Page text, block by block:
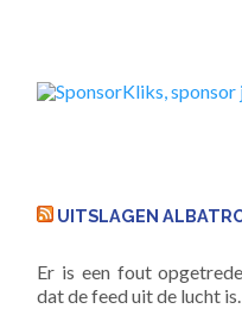
UITSLAGEN
Er is een fout
dat de feed uit de lucht